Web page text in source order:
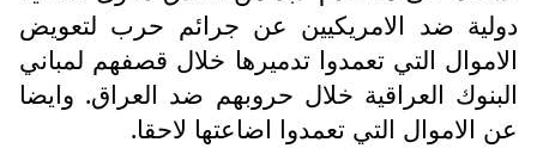
دولية ضد الامريكيين عن جرائم حرب لتعويض
الاموال التي تعمدوا تدميرها خلال قصفهم لمباني
البنوك العراقية خلال حروبهم ضد العراق. وايضا
عن الاموال التي تعمدوا اضاعتها لاحقا.